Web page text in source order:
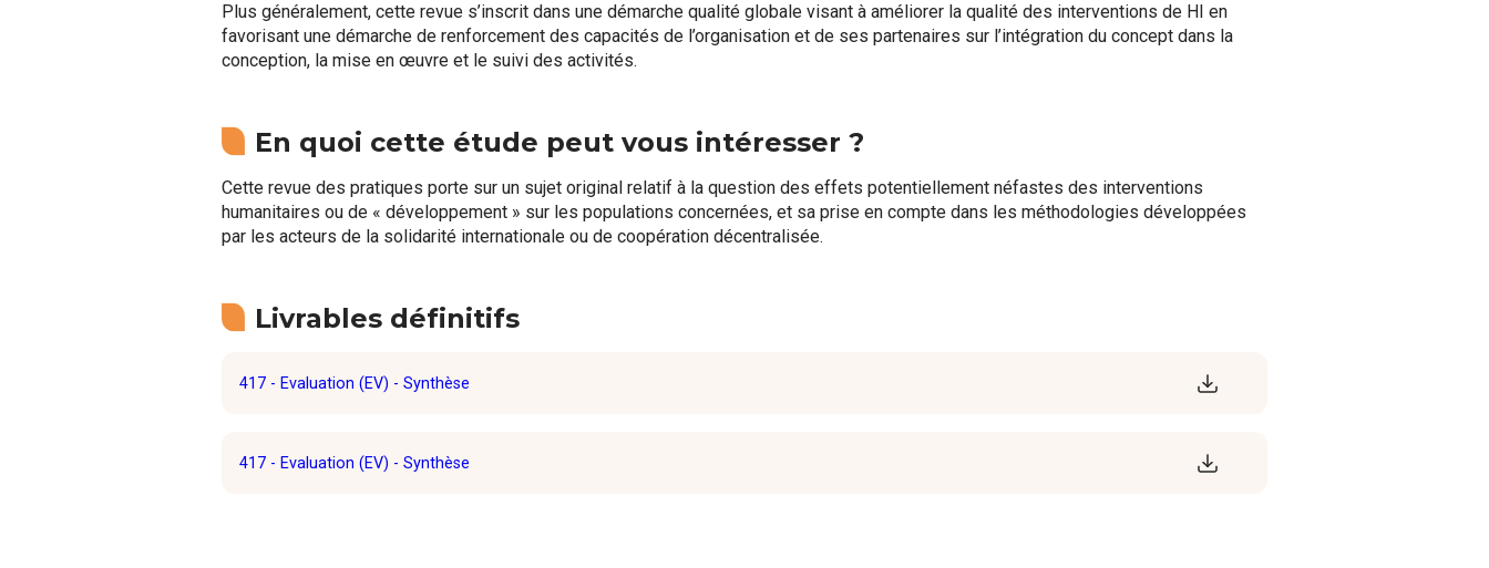
Plus généralement, cette revue s’inscrit dans une démarche qualité globale visant à améliorer la qualité des interventions de HI en
favorisant une démarche de renforcement des capacités de l’organisation et de ses partenaires sur l’intégration du concept dans la
conception, la mise en œuvre et le suivi des activités.
En quoi cette étude peut vous intéresser ?
Cette revue des pratiques porte sur un sujet original relatif à la question des effets potentiellement néfastes des interventions
humanitaires ou de « développement » sur les populations concernées, et sa prise en compte dans les méthodologies développées
par les acteurs de la solidarité internationale ou de coopération décentralisée.
Livrables définitifs
417 - Evaluation (EV) - Synthèse Télécharger le document
417 - Evaluation (EV) - Synthèse Télécharger le document